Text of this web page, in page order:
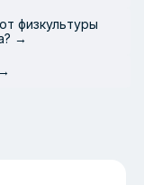
физкультуры
→